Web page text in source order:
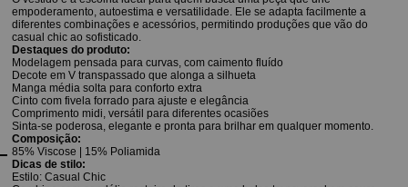
empoderamento, autoestima e versatilidade. Ele se adapta facilmente a
diferentes combinações e acessórios, permitindo produções que vão do
casual chic ao sofisticado.
Destaques do produto:
Modelagem pensada para curvas, com caimento fluído
Decote em V transpassado que alonga a silhueta
Manga média solta para conforto extra
Cinto com fivela forrado para ajuste e elegância
Comprimento midi, versátil para diferentes ocasiões
Sinta-se poderosa, elegante e pronta para brilhar em qualquer momento.
Composição:
85% Viscose | 15% Poliamida
Dicas de stilo:
Estilo: Casual Chic